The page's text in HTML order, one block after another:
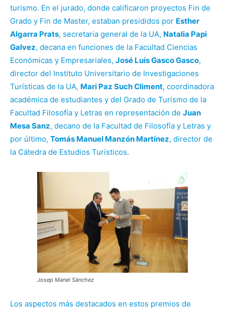
turismo. En el jurado, donde calificaron proyectos Fin de
Grado y Fin de Master, estaban presididos por Esther
Algarra Prats, secretaria general de la UA, Natalia Papi
Galvez, decana en funciones de la Facultad Ciencias
Económicas y Empresariales, José Luís Gasco Gasco,
director del Instituto Universitario de Investigaciones
Turísticas de la UA, Mari Paz Such Climent, coordinadora
académica de estudiantes y del Grado de Turismo de la
Facultad Filosofía y Letras en representación de Juan
Mesa Sanz, decano de la Facultad de Filosofía y Letras y
por último, Tomás Manuel Manzón Martínez, director de
la Cátedra de Estudios Turísticos.
Josep Manel Sánchez
Los aspectos más destacados en estos premios de